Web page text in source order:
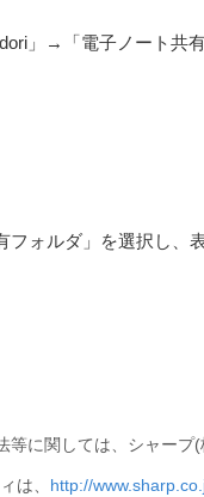
」→「電子ノート共
ォルダ」を選択し、
等に関しては、シャープ
は、 http://